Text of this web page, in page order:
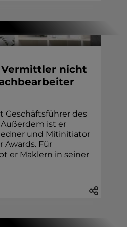
nicht
Geschäftsführer des
ist er
und Mitinitiator
Awards. Für
er Maklern in seiner